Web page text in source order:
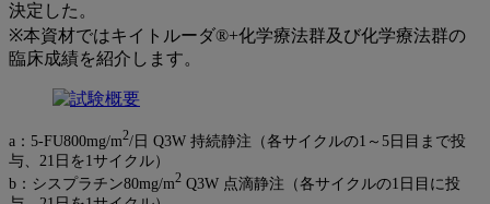
決定した。
※本資材ではキイトルーダ®+化学療法群及び化学療法群の
臨床成績を紹介します。
a：5-FU800mg/m2/日 Q3W 持続静注（各サイクルの1～5日目まで投
与、21日を1サイクル）
b：シスプラチン80mg/m2 Q3W 点滴静注（各サイクルの1日目に投